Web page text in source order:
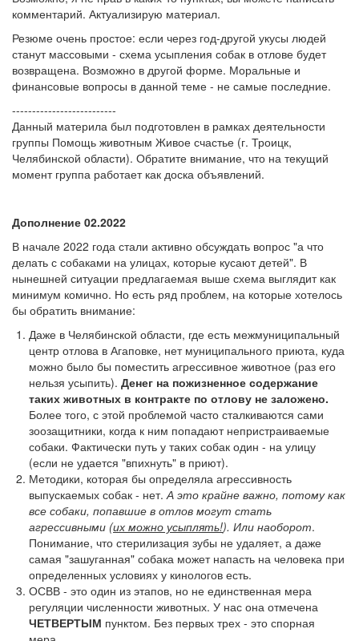
комментарий. Актуализирую материал.
Резюме очень простое: если через год-другой укусы людей
станут массовыми - схема усыпления собак в отлове будет
возвращена. Возможно в другой форме. Моральные и
финансовые вопросы в данной теме - не самые последние.
--------------------------
Данный материла был подготовлен в рамках деятельности
группы Помощь животным Живое счастье (г. Троицк,
Челябинской области). Обратите внимание, что на текущий
момент группа работает как доска объявлений.
Дополнение 02.2022
В начале 2022 года стали активно обсуждать вопрос "а что
делать с собаками на улицах, которые кусают детей". В
нынешней ситуации предлагаемая выше схема выглядит как
минимум комично. Но есть ряд проблем, на которые хотелось
бы обратить внимание:
Даже в Челябинской области, где есть межмуниципальный
центр отлова в Агаповке, нет муниципального приюта, куда
можно было бы поместить агрессивное животное (раз его
нельзя усыпить). Денег на пожизненное содержание
таких животных в контракте по отлову не заложено.
Более того, с этой проблемой часто сталкиваются сами
зоозащитники, когда к ним попадают непристраиваемые
собаки. Фактически путь у таких собак один - на улицу
(если не удается "впихнуть" в приют).
Методики, которая бы определяла агрессивность
выпускаемых собак - нет.А это крайне важно, потому как
все собаки, попавшие в отлов могут стать
агрессивными (их можно усыплять!). Или наоборот.
Понимание, что стерилизация зубы не удаляет, а даже
самая "зашуганная" собака может напасть на человека при
определенных условиях у кинологов есть.
ОСВВ - это один из этапов, но не единственная мера
регуляции численности животных. У нас она отмечена
ЧЕТВЕРТЫМ пунктом. Без первых трех - это спорная